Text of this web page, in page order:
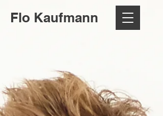
Flo Kaufmann